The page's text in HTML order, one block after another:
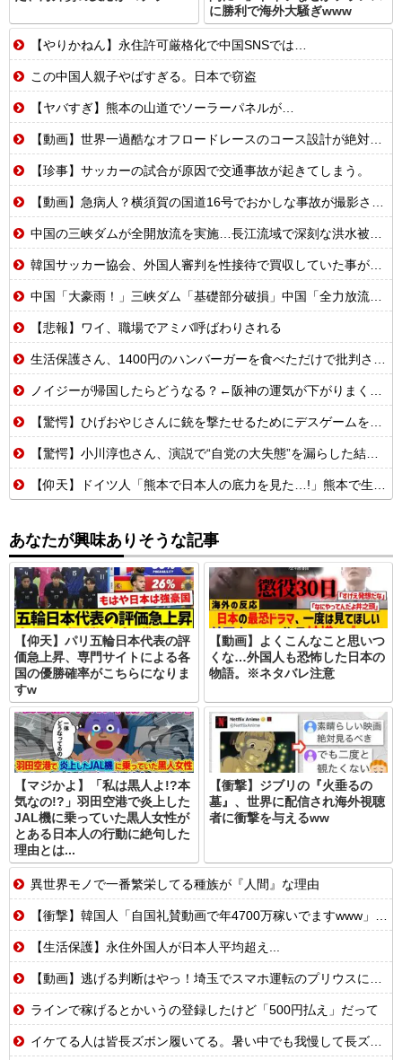
に勝利で海外大騒ぎwww
【やりかねん】永住許可厳格化で中国SNSでは…
この中国人親子やばすぎる。日本で窃盗
【ヤバすぎ】熊本の山道でソーラーパネルが…
【動画】世界一過酷なオフロードレースのコース設計が絶対におかしい（笑）
【珍事】サッカーの試合が原因で交通事故が起きてしまう。
【動画】急病人？横須賀の国道16号でおかしな事故が撮影される。
中国の三峡ダムが全開放流を実施…長江流域で深刻な洪水被害！
韓国サッカー協会、外国人審判を性接待で買収していた事が判明
中国「大豪雨！」三峡ダム「基礎部分破損」中国「全力放流！」台風13号「中国上陸予測」台風15号「中国接近（画像」中国「台風同時上陸！（穀物生産が壊滅危機」→
【悲報】ワイ、職場でアミバ呼ばわりされる
生活保護さん、1400円のハンバーガーを食べただけで批判される
ノイジーが帰国したらどうなる？←阪神の運気が下がりまくるやろな
【驚愕】ひげおやじさんに銃を撃たせるためにデスゲームを開催するはりーシ
【驚愕】小川淳也さん、演説で“自党の大失態”を漏らした結果→党からブチギレられるwwwww
【仰天】ドイツ人「熊本で日本人の底力を見た…!」熊本で生まれて初めて震度7の大地震を経験したドイツ人。直後、日本人たちの行動に衝撃を受けてしまう…
あなたが興味ありそうな記事
【仰天】パリ五輪日本代表の評
価急上昇、専門サイトによる各
国の優勝確率がこちらになりま
すw
【動画】よくこんなこと思いつ
くな…外国人も恐怖した日本の
物語。※ネタバレ注意
【マジかよ】「私は黒人よ!?本
気なの!?」羽田空港で炎上した
JAL機に乗っていた黒人女性が
とある日本人の行動に絶句した
理由とは...
【衝撃】ジブリの『火垂るの
墓』、世界に配信され海外視聴
者に衝撃を与えるww
異世界モノで一番繁栄してる種族が『人間』な理由
【衝撃】韓国人「自国礼賛動画で年4700万稼いでますwww」→海外の反応ch運営の秘密…
【生活保護】永住外国人が日本人平均超え...
【動画】逃げる判断はやっ！埼玉でスマホ運転のプリウスに当て逃げされる車載。
ラインで稼げるとかいうの登録したけど「500円払え」だって
イケてる人は皆長ズボン履いてる。暑い中でも我慢して長ズボン履いてる。半ズボンはモテ無い。厳しいって